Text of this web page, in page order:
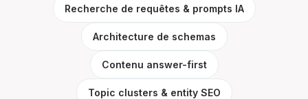
Recherche de requêtes & prompts IA
Architecture de schemas
Contenu answer-first
Topic clusters & entity SEO